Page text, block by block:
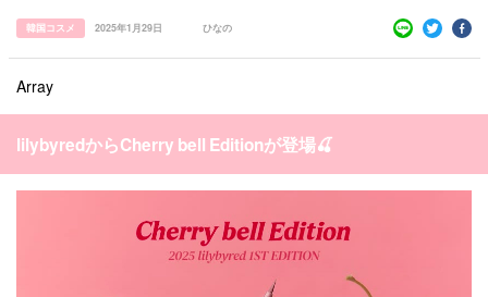
韓国コスメ 2025年1月29日 ひなの
Array
lilybyredからCherry bell Editionが登場🍒